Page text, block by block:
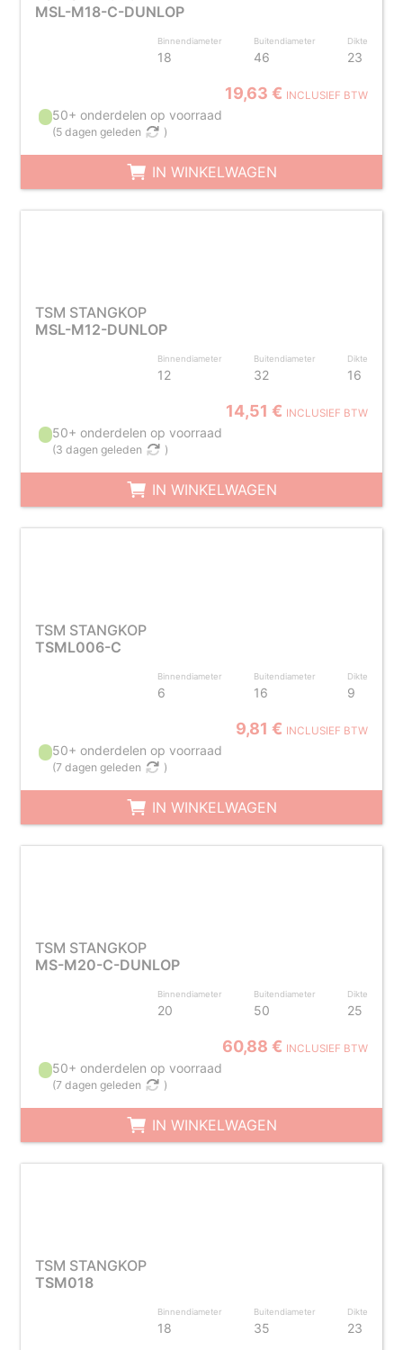
MSL-M18-C-DUNLOP
Binnendiameter
18
Buitendiameter
46
Dikte
23
19,63 € INCLUSIEF BTW
50+ onderdelen op voorraad
(5 dagen geleden )
IN WINKELWAGEN
TSM STANGKOP
MSL-M12-DUNLOP
Binnendiameter
12
Buitendiameter
32
Dikte
16
14,51 € INCLUSIEF BTW
50+ onderdelen op voorraad
(3 dagen geleden )
IN WINKELWAGEN
TSM STANGKOP
TSML006-C
Binnendiameter
6
Buitendiameter
16
Dikte
9
9,81 € INCLUSIEF BTW
50+ onderdelen op voorraad
(7 dagen geleden )
IN WINKELWAGEN
TSM STANGKOP
MS-M20-C-DUNLOP
Binnendiameter
20
Buitendiameter
50
Dikte
25
60,88 € INCLUSIEF BTW
50+ onderdelen op voorraad
(7 dagen geleden )
IN WINKELWAGEN
TSM STANGKOP
TSM018
Binnendiameter
18
Buitendiameter
35
Dikte
23